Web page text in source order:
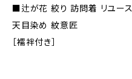
■辻が花 絞り 訪問着 リユース
天目染め 紋意匠
［襦袢付き］